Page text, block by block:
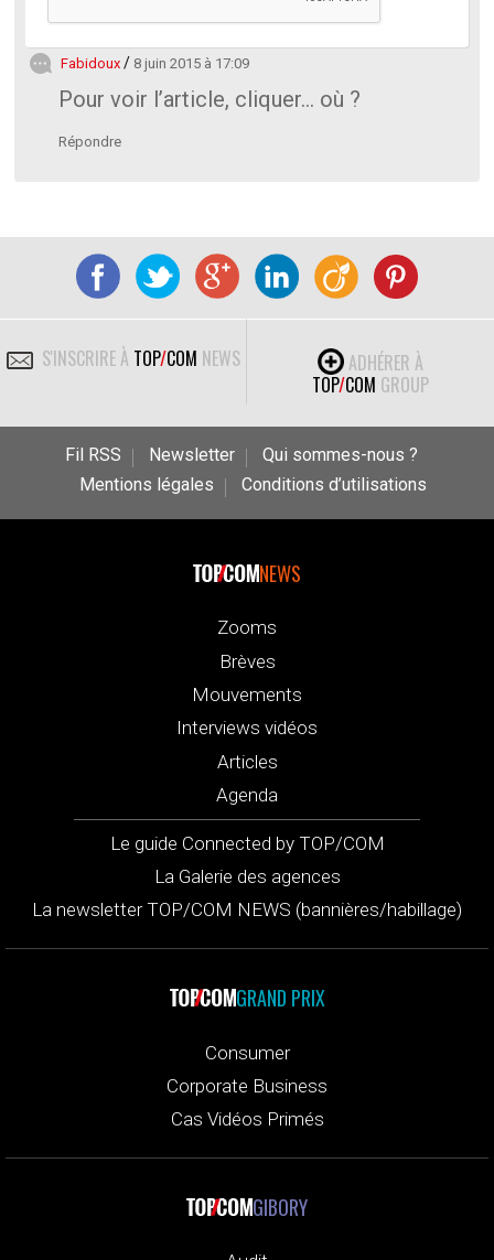
Fabidoux 8 juin 2015 à 17:09
Pour voir l’article, cliquer… où ?
Répondre
S'INSCRIRE À TOP/COM NEWS
ADHÉRER À
TOP/COM GROUP
Fil RSS Newsletter
Qui sommes-nous ?
Mentions légales
Conditions d’utilisations
NEWS
Zooms
Brèves
Mouvements
Interviews vidéos
Articles
Agenda
Le guide Connected by TOP/COM
La Galerie des agences
La newsletter TOP/COM NEWS (bannières/habillage)
GRAND PRIX
Consumer
Corporate Business
Cas Vidéos Primés
GIBORY